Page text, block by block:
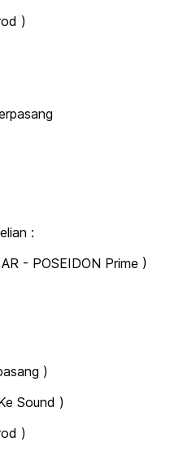
)
:
- POSEIDON Prime )
)
Sound )
)